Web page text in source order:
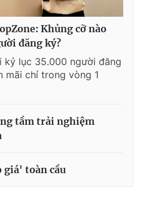
Khủng cỡ nào
đăng ký?
kỷ lục 35.000 người đăng
mãi chỉ trong vòng 1
tầm trải nghiệm
giá' toàn cầu